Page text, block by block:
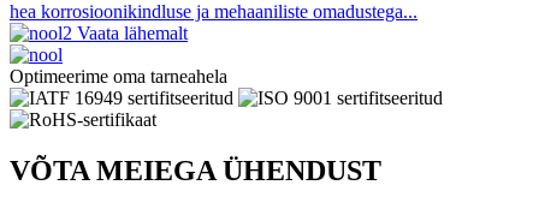
hea korrosioonikindluse ja mehaaniliste omadustega...
Vaata lähemalt
Optimeerime oma tarneahela
VÕTA MEIEGA ÜHENDUST